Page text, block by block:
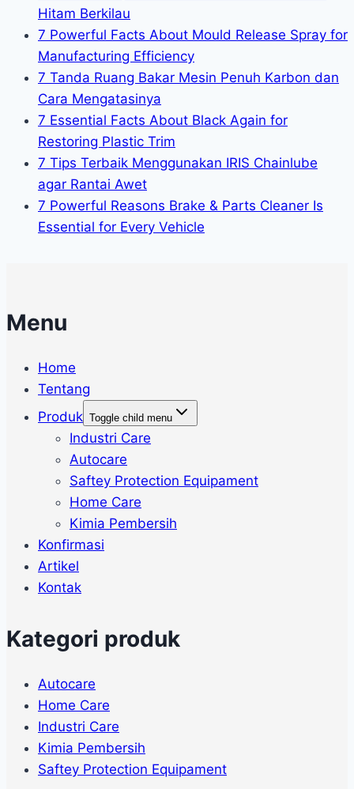
Hitam Berkilau
7 Powerful Facts About Mould Release Spray for
Manufacturing Efficiency
7 Tanda Ruang Bakar Mesin Penuh Karbon dan
Cara Mengatasinya
7 Essential Facts About Black Again for
Restoring Plastic Trim
7 Tips Terbaik Menggunakan IRIS Chainlube
agar Rantai Awet
7 Powerful Reasons Brake & Parts Cleaner Is
Essential for Every Vehicle
Menu
Home
Tentang
Produk Toggle child menu
Industri Care
Autocare
Saftey Protection Equipament
Home Care
Kimia Pembersih
Konfirmasi
Artikel
Kontak
Kategori produk
Autocare
Home Care
Industri Care
Kimia Pembersih
Saftey Protection Equipament